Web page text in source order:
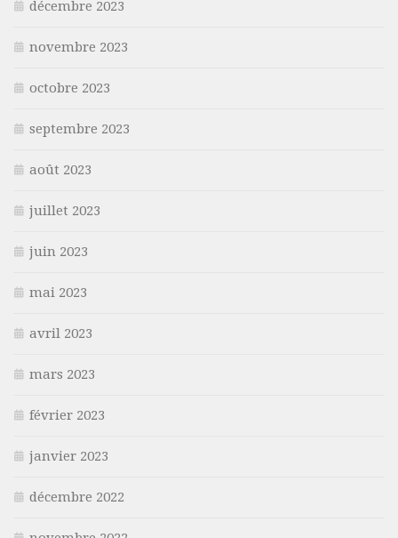
décembre 2023
novembre 2023
octobre 2023
septembre 2023
août 2023
juillet 2023
juin 2023
mai 2023
avril 2023
mars 2023
février 2023
janvier 2023
décembre 2022